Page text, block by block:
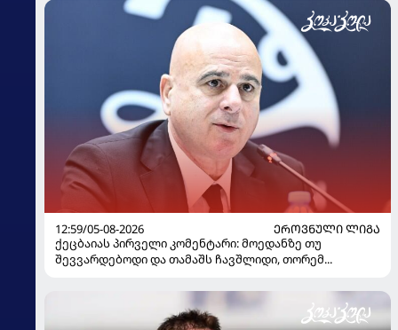
12:59/05-08-2026
ᲔᲠᲝᲕᲜᲣᲚᲘ ᲚᲘᲒᲐ
ქეცბაიას პირველი კომენტარი: მოედანზე თუ
შევვარდებოდი და თამაშს ჩავშლიდი, თორემ...